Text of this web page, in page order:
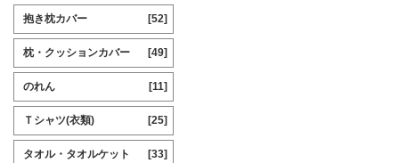
抱き枕カバー [52]
枕・クッションカバー [49]
のれん [11]
Ｔシャツ(衣類) [25]
タオル・タオルケット [33]